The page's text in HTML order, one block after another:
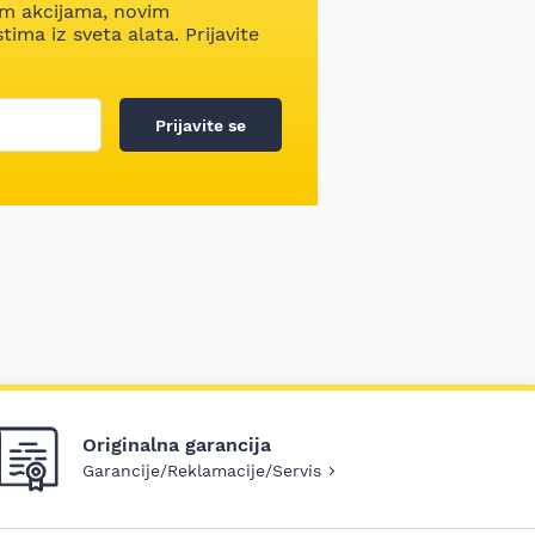
akcijama, novim
iz sveta alata. Prijavite
Prijavite se
Originalna garancija
Garancije/Reklamacije/Servis